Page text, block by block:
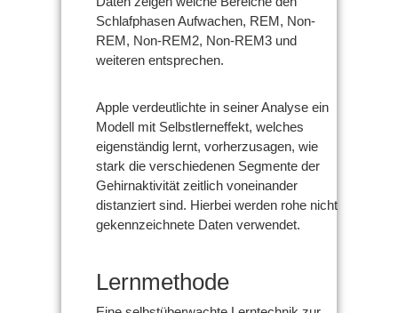
Schlafphasen Aufwachen, REM, Non-
REM, Non-REM2, Non-REM3 und
weiteren entsprechen.
Apple verdeutlichte in seiner Analyse ein
Modell mit Selbstlerneffekt, welches
eigenständig lernt, vorherzusagen, wie
stark die verschiedenen Segmente der
Gehirnaktivität zeitlich voneinander
distanziert sind. Hierbei werden rohe nicht
gekennzeichnete Daten verwendet.
Lernmethode